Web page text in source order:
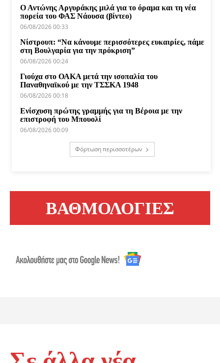
Ο Αντώνης Αργυράκης μιλά για το όραμα και τη νέα
πορεία του ΦΑΣ Νάουσα (βίντεο)
06/08/2026 00:33
Νίστρουπ: “Να κάνουμε περισσότερες ευκαιρίες, πάμε
στη Βουλγαρία για την πρόκριση”
06/08/2026 00:24
Γιούχα στο ΟΑΚΑ μετά την ισοπαλία του
Παναθηναϊκού με την ΤΣΣΚΑ 1948
06/08/2026 00:18
Ενίσχυση πρώτης γραμμής για τη Βέροια με την
επιστροφή του Μπουολί
06/08/2026 00:09
Φόρτωση περισσοτέρων
ΒΑΘΜΟΛΟΓΙΕΣ